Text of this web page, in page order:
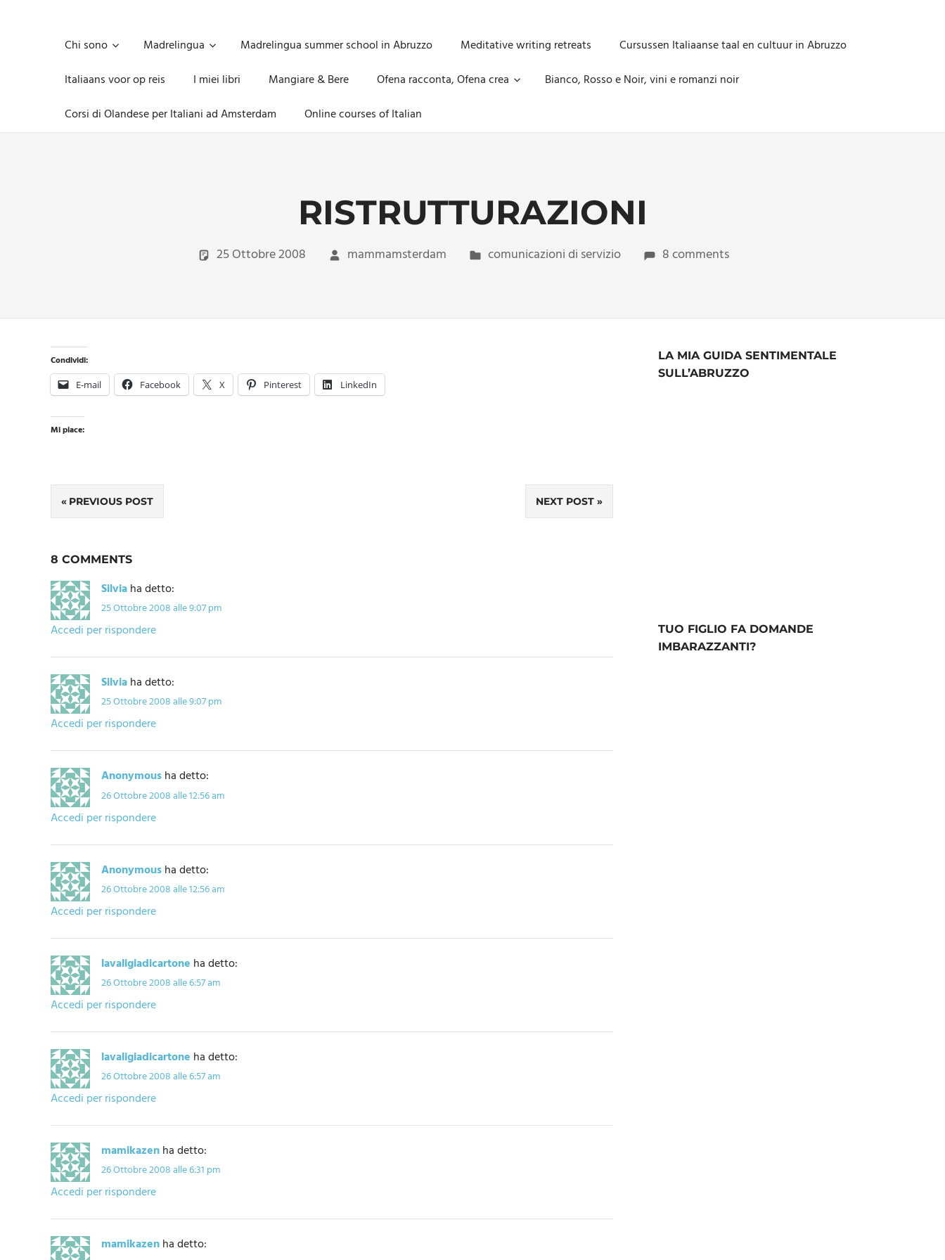
imprescindibile,
inevitabile
Mammamsterdam
oggi
anche
Chi sono Madrelingua Madrelingua summer school in Abruzzo Meditative writing retreats
Cursussen Italiaanse taal en cultuur in Abruzzo
Italiaans voor op reis
I miei libri Mangiare & Bere Ofena racconta, Ofena crea
Bianco, Rosso e Noir, vini e romanzi noir
Corsi di Olandese per Italiani ad Amsterdam
Online courses of Italian
RISTRUTTURAZIONI
25 Ottobre 2008 mammamsterdam comunicazioni di servizio 8 comments
Condividi:
E-mail Facebook X Pinterest LinkedIn
Mi piace:
Navigazione
PREVIOUS POST NEXT POST
8 COMMENTS
Silviaha detto:
25 Ottobre 2008 alle 9:07 pm
Accedi per rispondere
Silviaha detto:
25 Ottobre 2008 alle 9:07 pm
Accedi per rispondere
Anonymousha detto:
26 Ottobre 2008 alle 12:56 am
Accedi per rispondere
Anonymousha detto:
26 Ottobre 2008 alle 12:56 am
Accedi per rispondere
lavaligiadicartone ha detto:
26 Ottobre 2008 alle 6:57 am
Accedi per rispondere
lavaligiadicartone ha detto:
26 Ottobre 2008 alle 6:57 am
Accedi per rispondere
mamikazenha detto:
26 Ottobre 2008 alle 6:31 pm
Accedi per rispondere
mamikazenha detto:
LA MIA GUIDA SENTIMENTALE
SULL’ABRUZZO
TUO FIGLIO FA DOMANDE
IMBARAZZANTI?